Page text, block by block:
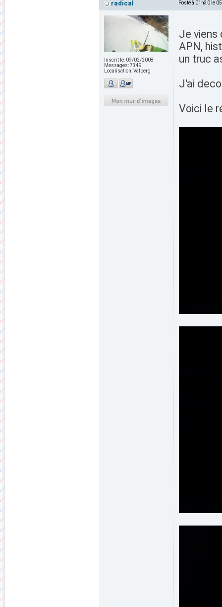
radical Posté à 01h30 le
Inscrit le: 09/02/2008
Messages:7349
Localisation:Valberg
Je viens
APN,
un truc
J'ai
Voici le